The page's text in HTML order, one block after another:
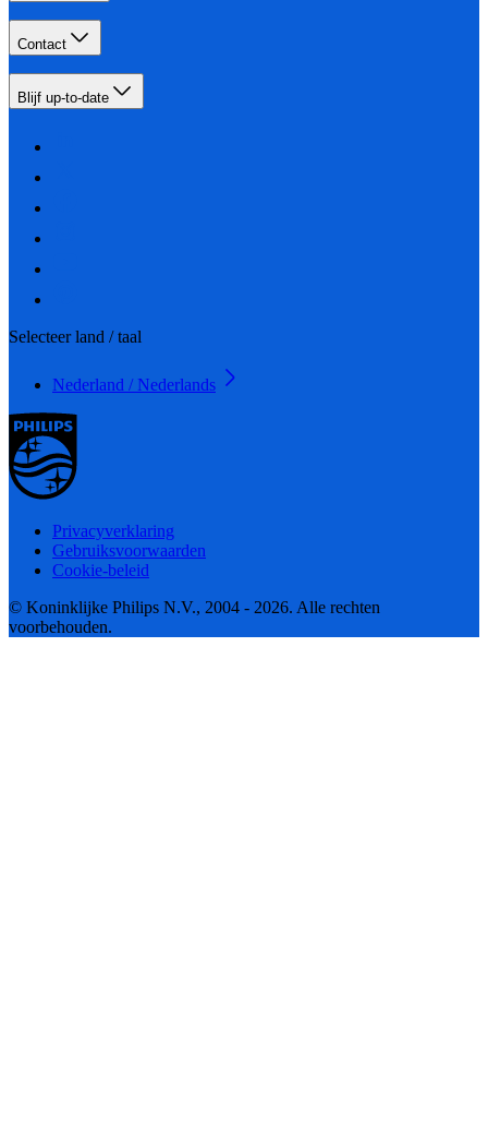
Contact
Blijf up-to-date
Selecteer land / taal
Nederland / Nederlands
Privacyverklaring
Gebruiksvoorwaarden
Cookie-beleid
© Koninklijke Philips N.V., 2004 - 2026. Alle rechten
voorbehouden.